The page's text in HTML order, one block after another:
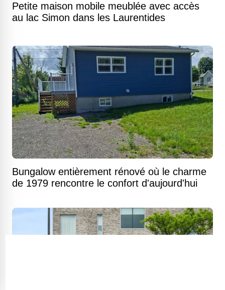
Petite maison mobile meublée avec accès
au lac Simon dans les Laurentides
Bungalow entièrement rénové où le charme
de 1979 rencontre le confort d'aujourd'hui